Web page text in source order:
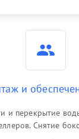
и
и перекрытие
Снятие